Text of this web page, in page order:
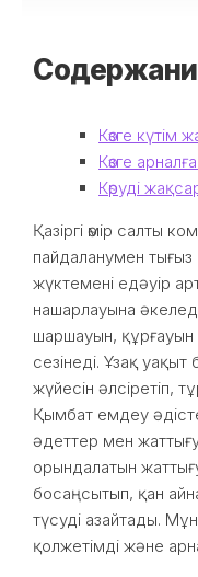
Көзге күтім
Көзге
Көруді
Қазіргі өмір салты
пайдаланумен тығыз
жүктемені едәуір
нашарлауына
шаршауын, құрғауын
сезінеді. Ұзақ уақыт
жүйесін әлсіретіп,
Қымбат емдеу
әдеттер мен
орындалатын
босаңсытып, қан
түсуді азайтады.
қолжетімді және